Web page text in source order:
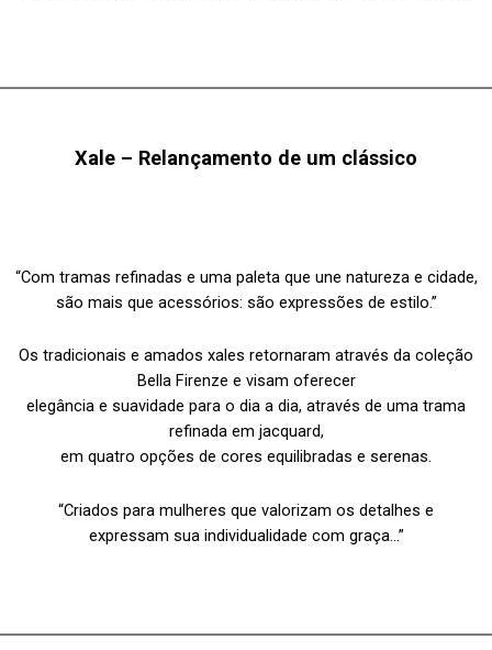
Xale – Relançamento de um clássico
“Com tramas refinadas e uma paleta que une natureza e cidade,
são mais que acessórios: são expressões de estilo.”
Os tradicionais e amados xales retornaram através da coleção
Bella Firenze e visam oferecer
elegância e suavidade para o dia a dia, através de uma trama
refinada em jacquard,
em quatro opções de cores equilibradas e serenas.
“Criados para mulheres que valorizam os detalhes e
expressam sua individualidade com graça…”